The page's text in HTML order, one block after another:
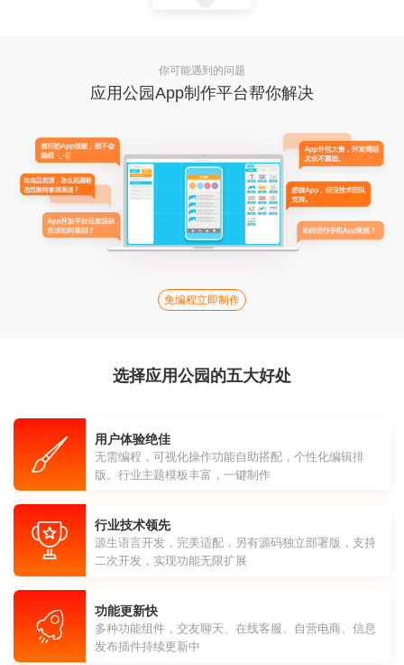
你可能遇到的问题
应用公园App制作平台帮你解决
免编程立即制作
选择应用公园的五大好处
用户体验绝佳
无需编程，可视化操作功能自助搭配，个性化编辑排
版。行业主题模板丰富，一键制作
行业技术领先
源生语言开发，完美适配，另有源码独立部署版，支持
二次开发，实现功能无限扩展
功能更新快
多种功能组件，交友聊天、在线客服、自营电商、信息
发布插件持续更新中